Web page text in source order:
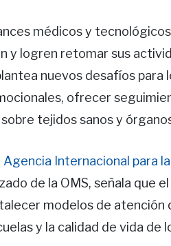
médicos y
y logren retomar sus
nuevos desafíos para
ofrecer
tejidos sanos y
Agencia Internacional para
de la OMS, señala que
modelos de atención
y la calidad de vida de